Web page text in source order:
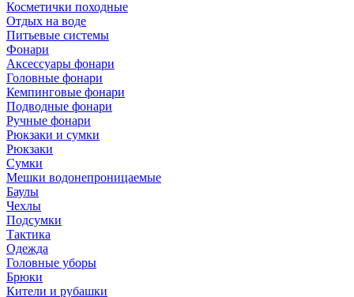
Косметички походные
Отдых на воде
Питьевые системы
Фонари
Аксессуары фонари
Головные фонари
Кемпинговые фонари
Подводные фонари
Ручные фонари
Рюкзаки и сумки
Рюкзаки
Сумки
Мешки водонепроницаемые
Баулы
Чехлы
Подсумки
Тактика
Одежда
Головные уборы
Брюки
Кители и рубашки